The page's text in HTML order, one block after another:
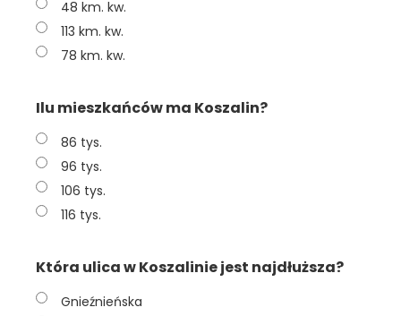
48 km. kw.
113 km. kw.
78 km. kw.
Ilu mieszkańców ma Koszalin?
86 tys.
96 tys.
106 tys.
116 tys.
Która ulica w Koszalinie jest najdłuższa?
Gnieźnieńska